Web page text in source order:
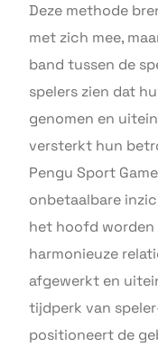
Deze methode
met zich mee,
band tussen de
spelers zien dat
genomen en
versterkt hun
Pengu Sport
onbetaalbare
het hoofd worden
harmonieuze
afgewerkt en
tijdperk van
positioneert de